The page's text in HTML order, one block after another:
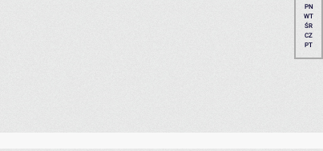
PN
WT
ŚR
CZ
PT